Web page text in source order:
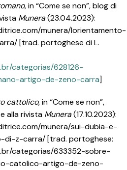
, in “Come se non”, blog di
Munera(23.04.2023):
munera/lorientamento-
[trad. portoghese di L.
categorias/628126-
artigo-de-zeno-carra]
cattolico, in “Come se non”,
alla rivista Munera(17.10.2023):
munera/sui-dubia-e-
z-carra/ [trad. portoghese:
categorias/633352-sobre-
catolico-artigo-de-zeno-